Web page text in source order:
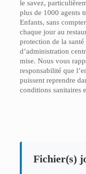
le savez,
plus de 1000 agents
Enfants, sans
chaque jour au
protection de la santé
d’administration
mise. Nous vous
responsabilité que
puissent reprendre
conditions sanitaires
Fichier(s)